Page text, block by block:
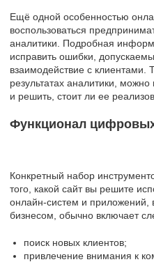
Ещё одной особенностью
воспользоваться
аналитики. Подробная
исправить ошибки,
взаимодействие с клиентами.
результатах аналитики,
и решить, стоит ли ее
Функционал
Конкретный набор
того, какой сайт вы решите
онлайн-систем и приложений,
бизнесом, обычно включает
поиск новых клиентов;
привлечение внимания к